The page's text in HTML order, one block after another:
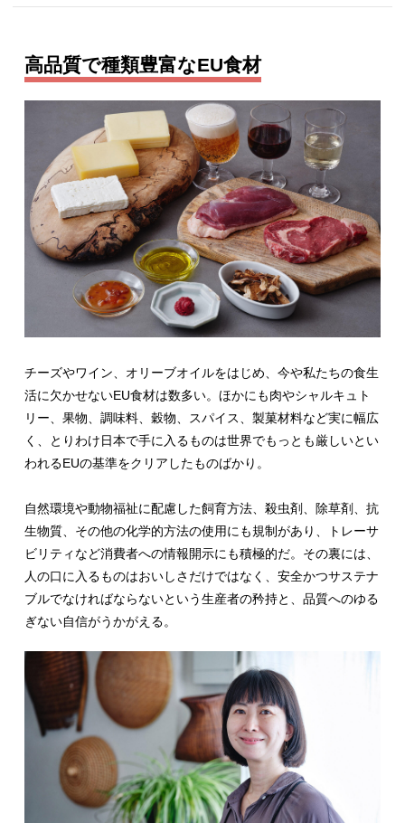
高品質で種類豊富なEU食材
チーズやワイン、オリーブオイルをはじめ、今や私たちの食生
活に欠かせないEU食材は数多い。ほかにも肉やシャルキュト
リー、果物、調味料、穀物、スパイス、製菓材料など実に幅広
く、とりわけ日本で手に入るものは世界でもっとも厳しいとい
われるEUの基準をクリアしたものばかり。
自然環境や動物福祉に配慮した飼育方法、殺虫剤、除草剤、抗
生物質、その他の化学的方法の使用にも規制があり、トレーサ
ビリティなど消費者への情報開示にも積極的だ。その裏には、
人の口に入るものはおいしさだけではなく、安全かつサステナ
ブルでなければならないという生産者の矜持と、品質へのゆる
ぎない自信がうかがえる。